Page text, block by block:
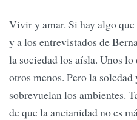
Vivir y amar. Si hay algo
y a los entrevistados de
la sociedad los aísla. Unos
otros menos. Pero la
sobrevuelan los ambientes.
de que la ancianidad no es